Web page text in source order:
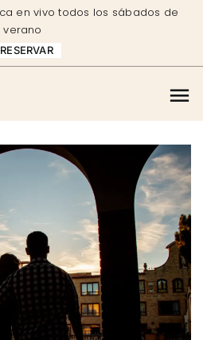
en vivo todos los sábados de
verano
RESERVAR